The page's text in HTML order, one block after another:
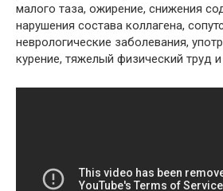
малого таза, ожирение, снижения
нарушения состава коллагена,
неврологические заболевания,
курение, тяжелый физический труд и